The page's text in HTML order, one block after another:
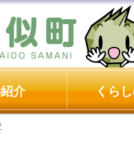
介 くら